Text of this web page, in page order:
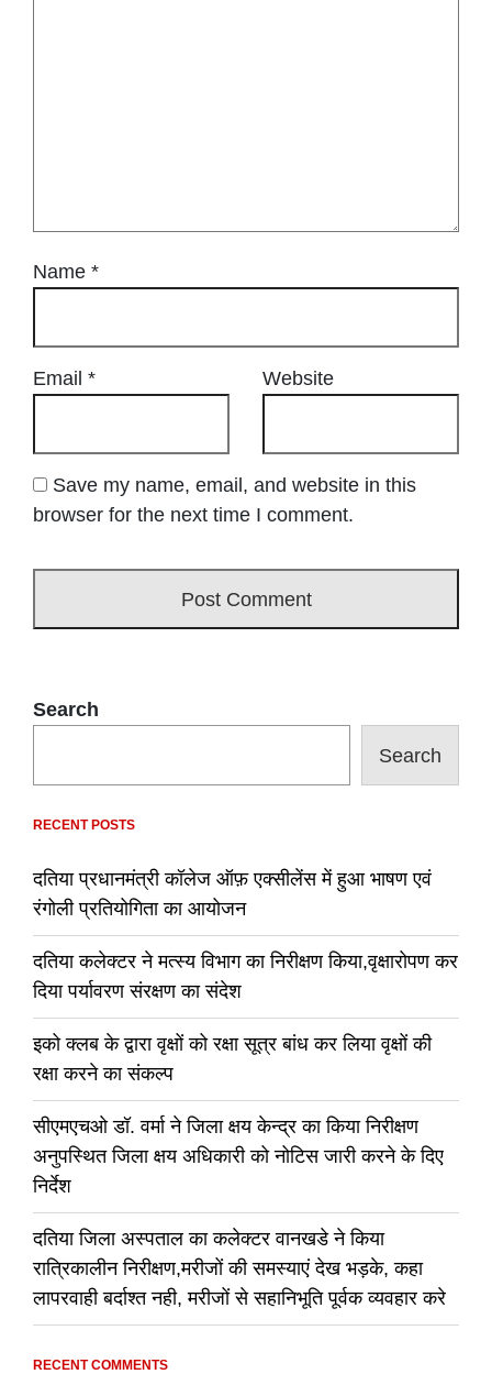
Name *
Email * Website
Save my name, email, and website in this
browser for the next time I comment.
Search
Search
RECENT POSTS
दतिया प्रधानमंत्री कॉलेज ऑफ़ एक्सीलेंस में हुआ भाषण एवं
रंगोली प्रतियोगिता का आयोजन
दतिया कलेक्टर ने मत्स्य विभाग का निरीक्षण किया,वृक्षारोपण कर
दिया पर्यावरण संरक्षण का संदेश
इको क्लब के द्वारा वृक्षों को रक्षा सूत्र बांध कर लिया वृक्षों की
रक्षा करने का संकल्प
सीएमएचओ डॉ. वर्मा ने जिला क्षय केन्द्र का किया निरीक्षण
अनुपस्थित जिला क्षय अधिकारी को नोटिस जारी करने के दिए
निर्देश
दतिया जिला अस्पताल का कलेक्टर वानखडे ने किया
रात्रिकालीन निरीक्षण,मरीजों की समस्याएं देख भड़के, कहा
लापरवाही बर्दाश्त नही, मरीजों से सहानिभूति पूर्वक व्यवहार करे
RECENT COMMENTS